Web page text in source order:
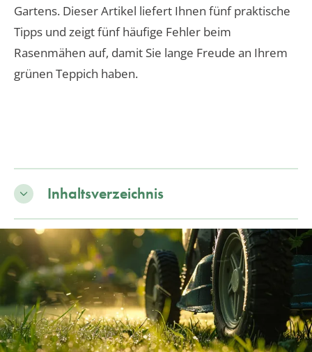
Gartens. Dieser Artikel liefert Ihnen fünf praktische
Tipps und zeigt fünf häufige Fehler beim
Rasenmähen auf, damit Sie lange Freude an Ihrem
grünen Teppich haben.
Inhaltsverzeichnis